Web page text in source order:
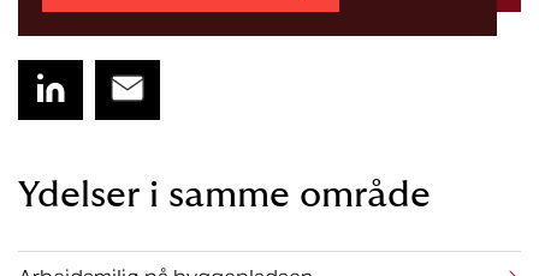
Ydelser i samme område